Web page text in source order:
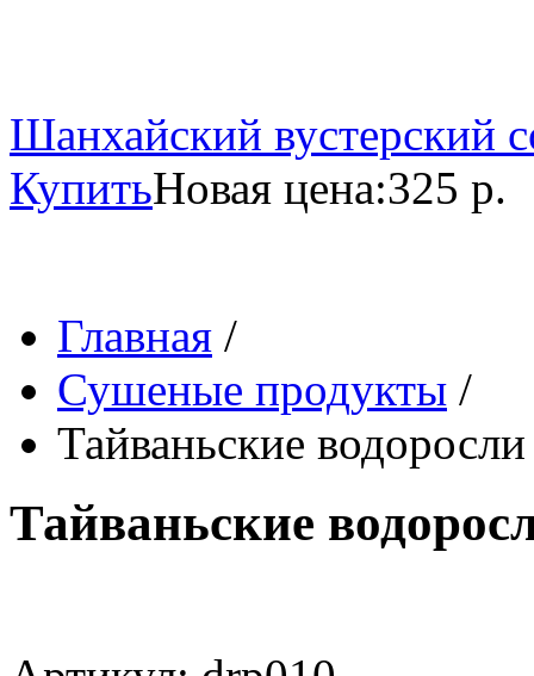
Шанхайский вустерский
КупитьНовая цена:325 р.
Главная /
Сушеные продукты /
Тайваньские
Тайваньские